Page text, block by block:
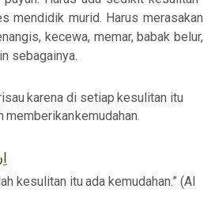
mendidik murid. Harus merasakan
kecewa, memar, babak belur,
sebagainya.
karena di setiap kesulitan itu
memberikankemudahan.
kesulitan itu ada kemudahan.” (Al